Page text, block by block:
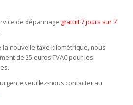
de dépannage gratuit 7 jours sur 7
la nouvelle taxe kilométrique, nous
de 25 euros TVAC pour les
veuillez-nous contacter au